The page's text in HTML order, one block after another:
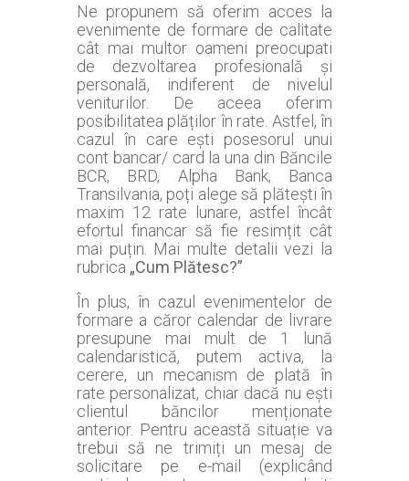
Ne propunem să oferim acces la
evenimente de formare de calitate
cât mai multor oameni preocupati
de dezvoltarea profesională și
personală, indiferent de nivelul
veniturilor. De aceea oferim
posibilitatea plăților în rate. Astfel, în
cazul în care ești posesorul unui
cont bancar/ card la una din Băncile
BCR, BRD, Alpha Bank, Banca
Transilvania, poți alege să plătești în
maxim 12 rate lunare, astfel încât
efortul financar să fie resimțit cât
mai puțin. Mai multe detalii vezi la
rubrica „Cum Plătesc?”
În plus, în cazul evenimentelor de
formare a căror calendar de livrare
presupune mai mult de 1 lună
calendaristică, putem activa, la
cerere, un mecanism de plată în
rate personalizat, chiar dacă nu ești
clientul băncilor menționate
anterior. Pentru această situație va
trebui să ne trimiți un mesaj de
solicitare pe e-mail (explicând